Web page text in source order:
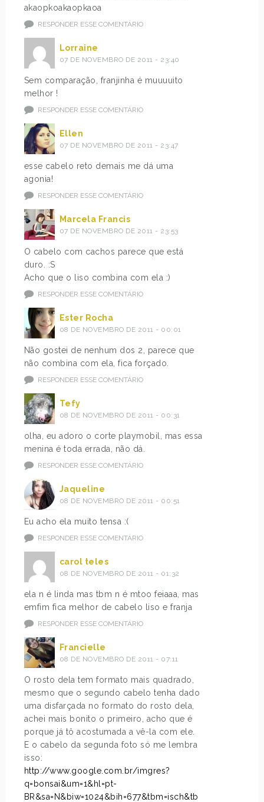
akaopkoakaopkaoa
RESPONDER ESSE COMENTÁRIO
Lorraine
07 DE NOVEMBRO DE 2011 - 23:40
Sem comparação, franjinha é muuuuito
melhor !
RESPONDER ESSE COMENTÁRIO
Ellen
07 DE NOVEMBRO DE 2011 - 23:47
esse cabelo reto demais me dá uma
agonia!
RESPONDER ESSE COMENTÁRIO
Marcela Francis
07 DE NOVEMBRO DE 2011 - 23:53
O cabelo com cachos parece que está
duro. :S
Acho que o liso combina com ela :)
RESPONDER ESSE COMENTÁRIO
Ester Rocha
08 DE NOVEMBRO DE 2011 - 00:01
Não gostei de nenhum dos 2, parece que
não combina com ela, fica forçado.
RESPONDER ESSE COMENTÁRIO
Tefy
08 DE NOVEMBRO DE 2011 - 00:31
olha, eu adoro o corte playmobil, mas essa
menina é toda errada, não dá.
RESPONDER ESSE COMENTÁRIO
Jaqueline
08 DE NOVEMBRO DE 2011 - 00:51
Eu acho ela muito tensa :(
RESPONDER ESSE COMENTÁRIO
carol teles
08 DE NOVEMBRO DE 2011 - 01:32
ela n é linda mas tbm n é mtoo feiaaa, mas
emfim fica melhor de cabelo liso e franja
RESPONDER ESSE COMENTÁRIO
Francielle
08 DE NOVEMBRO DE 2011 - 07:11
O rosto dela tem formato mais quadrado,
mesmo que o segundo cabelo tenha dado
uma disfarçada no formato do rosto dela,
achei mais bonito o primeiro, acho que é
porque já tô acostumada a vê-la com ele.
E o cabelo da segunda foto só me lembra
isso:
http://www.google.com.br/imgres?
q=bonsai&um=1&hl=pt-
BR&sa=N&biw=1024&bih=677&tbm=isch&tb